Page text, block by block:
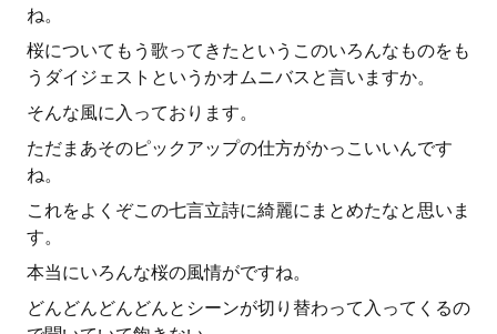
ね。
桜についてもう歌ってきたというこのいろんなものをも
うダイジェストというかオムニバスと言いますか。
そんな風に入っております。
ただまあそのピックアップの仕方がかっこいいんです
ね。
これをよくぞこの七言立詩に綺麗にまとめたなと思いま
す。
本当にいろんな桜の風情がですね。
どんどんどんどんとシーンが切り替わって入ってくるの